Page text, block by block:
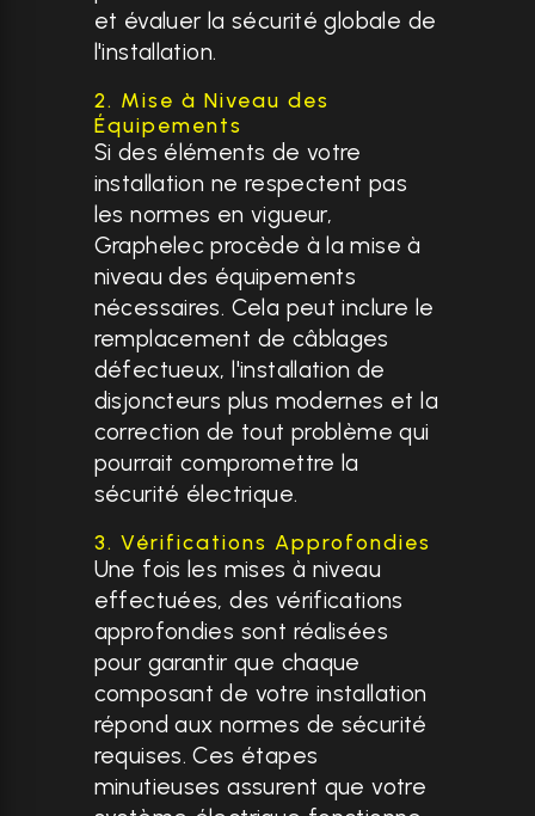
et évaluer la sécurité globale de
l'installation.
2. Mise à Niveau des
Équipements
Si des éléments de votre
installation ne respectent pas
les normes en vigueur,
Graphelec procède à la mise à
niveau des équipements
nécessaires. Cela peut inclure le
remplacement de câblages
défectueux, l'installation de
disjoncteurs plus modernes et la
correction de tout problème qui
pourrait compromettre la
sécurité électrique.
3. Vérifications Approfondies
Une fois les mises à niveau
effectuées, des vérifications
approfondies sont réalisées
pour garantir que chaque
composant de votre installation
répond aux normes de sécurité
requises. Ces étapes
minutieuses assurent que votre